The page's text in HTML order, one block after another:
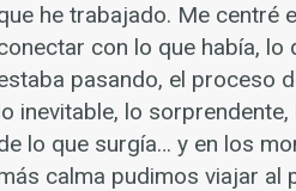
he trabajado. Me centré
con lo que había, lo
pasando, el proceso
inevitable, lo
lo que surgía… y en los
calma pudimos viajar al